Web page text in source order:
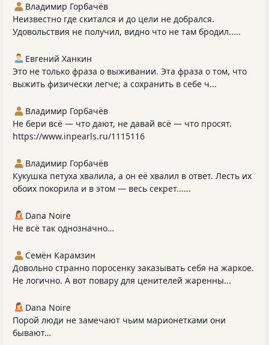
Владимир Горбачёв
Неизвестно где скитался и до цели не добрался.
Удовольствия не получил, видно что не там бродил.....
Евгений Ханкин
Это не только фраза о выживании. Эта фраза о том, что
выжить физически легче; а сохранить в себе ч...
Владимир Горбачёв
Не бери всё — что дают, не давай всё — что просят.
https://www.inpearls.ru/1115116
Владимир Горбачёв
Кукушка петуха хвалила, а он её хвалил в ответ. Лесть их
обоих покорила и в этом — весь секрет......
Dana Noire
Не всё так однозначно…
Семён Карамзин
Довольно странно поросенку заказывать себя на жаркое.
Не логично. А вот повару для ценителей жаренны...
Dana Noire
Порой люди не замечают чьим марионетками они
бывают…